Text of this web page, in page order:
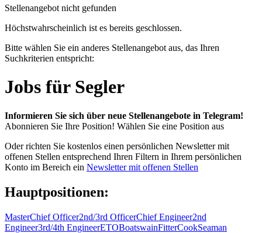
Stellenangebot nicht gefunden
Höchstwahrscheinlich ist es bereits geschlossen.
Bitte wählen Sie ein anderes Stellenangebot aus, das Ihren
Suchkriterien entspricht:
Jobs für Segler
Informieren Sie sich über neue Stellenangebote in Telegram!
Abonnieren Sie Ihre Position! Wählen Sie eine Position aus
Oder richten Sie kostenlos einen persönlichen Newsletter mit
offenen Stellen entsprechend Ihren Filtern in Ihrem persönlichen
Konto im Bereich ein Newsletter mit offenen Stellen
Hauptpositionen:
MasterChief Officer2nd/3rd OfficerChief Engineer2nd
Engineer3rd/4th EngineerETOBoatswainFitterCookSeaman